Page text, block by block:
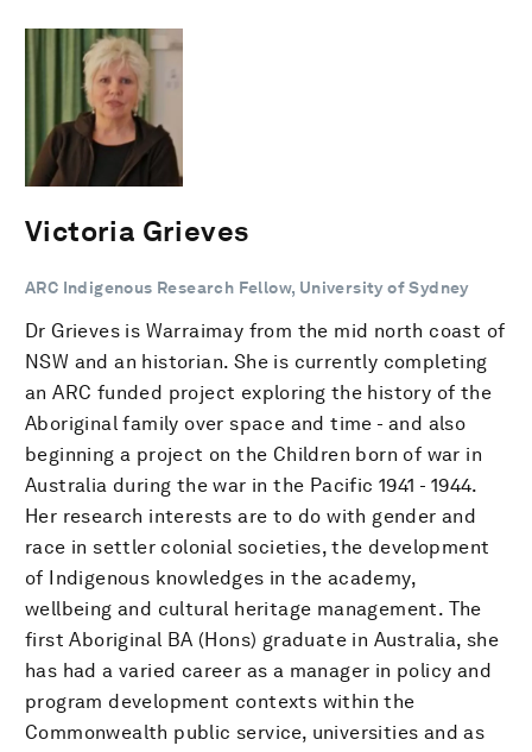
Victoria Grieves
ARC Indigenous Research Fellow, University of Sydney
Dr Grieves is Warraimay from the mid north coast of
NSW and an historian. She is currently completing
an ARC funded project exploring the history of the
Aboriginal family over space and time - and also
beginning a project on the Children born of war in
Australia during the war in the Pacific 1941 - 1944.
Her research interests are to do with gender and
race in settler colonial societies, the development
of Indigenous knowledges in the academy,
wellbeing and cultural heritage management. The
first Aboriginal BA (Hons) graduate in Australia, she
has had a varied career as a manager in policy and
program development contexts within the
Commonwealth public service, universities and as